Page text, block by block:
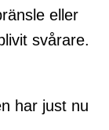
eller
svårare.
har just nu